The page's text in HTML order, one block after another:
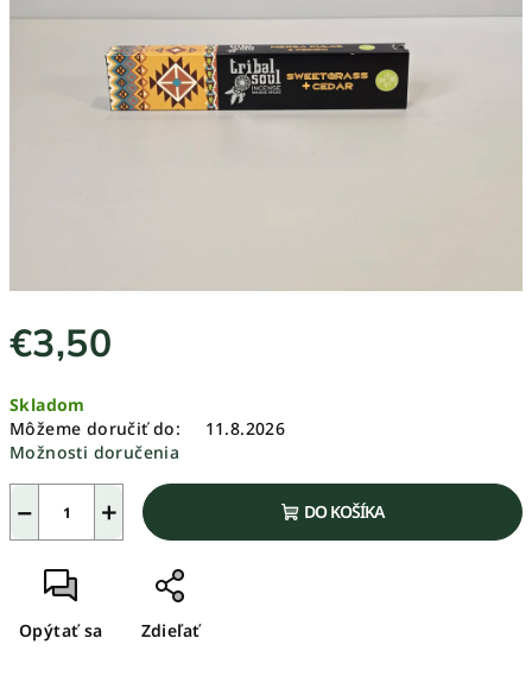
€3,50
cena:
Skladom
Môžeme doručiť do:
11.8.2026
Možnosti doručenia
+
− DO KOŠÍKA
Opýtať sa Zdieľať
5
hviezdičiek.